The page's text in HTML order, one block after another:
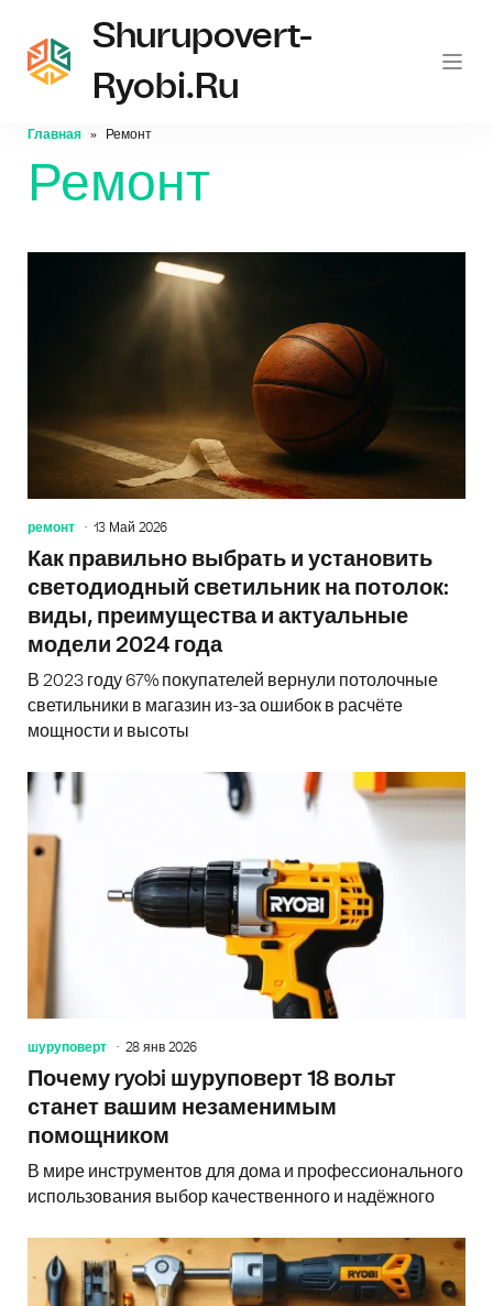
Shurupovert-
Ryobi.ru
Главная Ремонт
Ремонт
ремонт 13 Май 2026
Как правильно выбрать и установить
светодиодный светильник на потолок:
виды, преимущества и актуальные
модели 2024 года
В 2023 году 67% покупателей вернули потолочные
светильники в магазин из-за ошибок в расчёте
мощности и высоты
шуруповерт 28 янв 2026
Почему ryobi шуруповерт 18 вольт
станет вашим незаменимым
помощником
В мире инструментов для дома и профессионального
использования выбор качественного и надёжного